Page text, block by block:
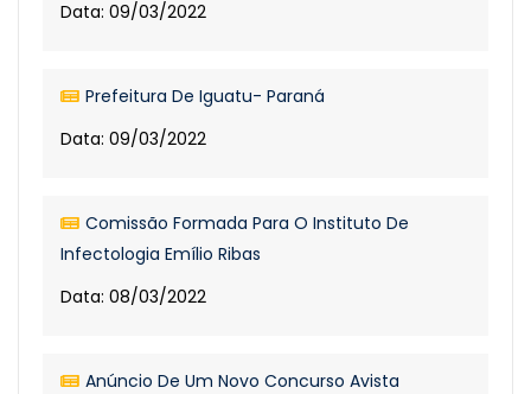
Data: 09/03/2022
Prefeitura De Iguatu- Paraná
Data: 09/03/2022
Comissão Formada Para O Instituto De
Infectologia Emílio Ribas
Data: 08/03/2022
Anúncio De Um Novo Concurso Avista